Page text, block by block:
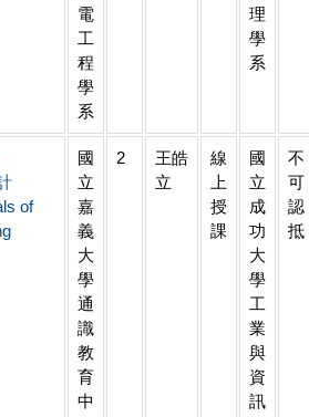
電
工
程
學
系
理
學
系
of
國
立
嘉
義
大
學
通
識
教
育
中
2
王皓
立
線
上
授
課
國
立
成
功
大
學
工
業
與
資
訊
不
可
認
抵